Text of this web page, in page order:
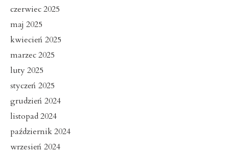
czerwiec 2025
maj 2025
kwiecień 2025
marzec 2025
luty 2025
styczeń 2025
grudzień 2024
listopad 2024
październik 2024
wrzesień 2024